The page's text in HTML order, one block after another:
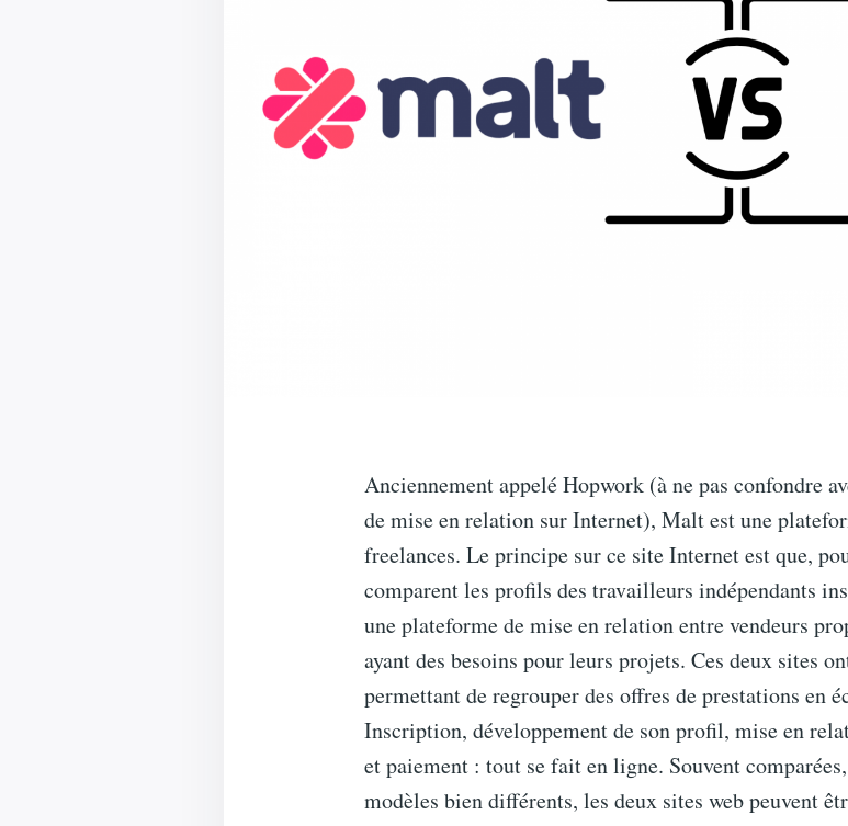
Anciennement appelé Hopwork (à ne pas confondre
de mise en relation sur Internet), Malt est une
freelances. Le principe sur ce site Internet est que,
comparent les profils des travailleurs indépendants
une plateforme de mise en relation entre vendeurs
ayant des besoins pour leurs projets. Ces deux sites
permettant de regrouper des offres de prestations en
Inscription, développement de son profil, mise en
et paiement : tout se fait en ligne. Souvent
modèles bien différents, les deux sites web peuvent